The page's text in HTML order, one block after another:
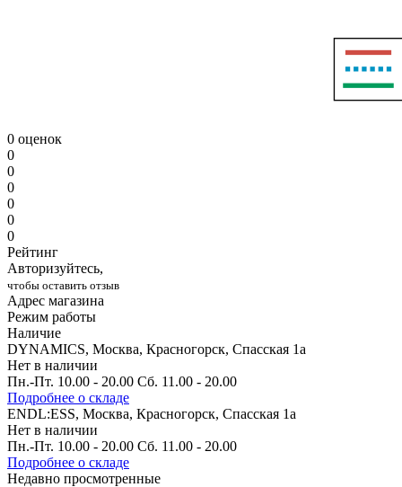
0 оценок
0
0
0
0
0
0
Рейтинг
Авторизуйтесь,
чтобы оставить отзыв
Адрес магазина
Режим работы
Наличие
DYNAMICS, Москва, Красногорск, Спасская 1а
Нет в наличии
Пн.-Пт. 10.00 - 20.00 Сб. 11.00 - 20.00
Подробнее о складе
ENDL:ESS, Москва, Красногорск, Спасская 1а
Нет в наличии
Пн.-Пт. 10.00 - 20.00 Сб. 11.00 - 20.00
Подробнее о складе
Недавно просмотренные